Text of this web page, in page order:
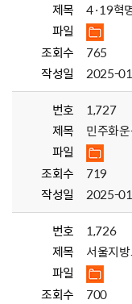
제목
4·19혁
파일
조회수
765
작성일
2025-
번호
1,727
제목
민주화
파일
조회수
719
작성일
2025-
번호
1,726
제목
서울지
파일
조회수
700